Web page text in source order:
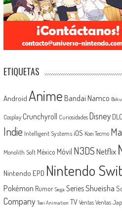
ETIQUETAS
Android Anime Bandai Namco
Cosplay Crunchyroll Curiosidades Disney DLC
Indie Intelligent Systems iOS Koei Tecmo
Monolith Soft México Móvil N3DSNetflix
Nintendo EPD Nintendo
Pokémon Rumor Sega SeriesShueisha
Company Toei Animation TV Ventas Ventas